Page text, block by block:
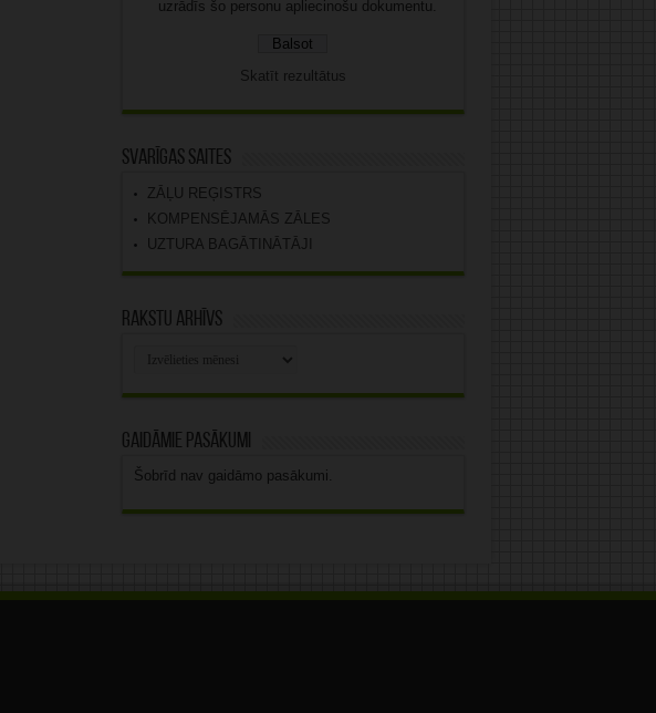
uzrādīs šo personu apliecinošu dokumentu.
Skatīt rezultātus
Svarīgas saites
ZĀĻU REĢISTRS
KOMPENSĒJAMĀS ZĀLES
UZTURA BAGĀTINĀTĀJI
Rakstu arhīvs
Gaidāmie pasākumi
Šobrīd nav gaidāmo pasākumi.